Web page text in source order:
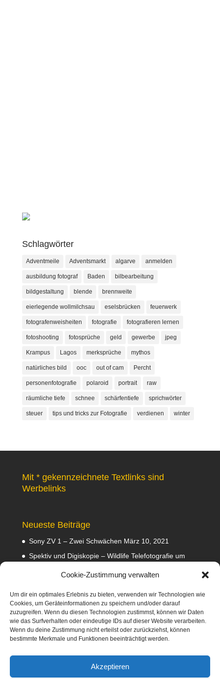
Cookie-Zustimmung verwalten
Um dir ein optimales Erlebnis zu bieten, verwenden wir Technologien wie
Cookies, um Geräteinformationen zu speichern und/oder darauf
zuzugreifen. Wenn du diesen Technologien zustimmst, können wir Daten
wie das Surfverhalten oder eindeutige IDs auf dieser Website verarbeiten.
Wenn du deine Zustimmung nicht erteilst oder zurückziehst, können
bestimmte Merkmale und Funktionen beeinträchtigt werden.
Akzeptieren
Schlagwörter
Adventmeile Adventsmarkt algarve anmelden
ausbildung fotograf Baden bilbearbeitung
bildgestaltung blende brennweite
eierlegende wollmilchsau eselsbrücken feuerwerk
fotografenweisheiten fotografie fotografieren lernen
fotoshooting fotosprüche geld gewerbe jpeg
Krampus Lagos merksprüche mythos
natürliches bild ooc out of cam Percht
personenfotografie polaroid portrait raw
räumliche tiefe schnee schärfentiefe sprichwörter
steuer tips und tricks zur Fotografie verdienen winter
Mit * gekennzeichnete Textlinks sind
Werbelinks
Neueste Beiträge
Sony ZV 1 – Zwei Schwächen März 10, 2021
Spektiv und Digiskopie – Wildlife Telefotografie um
2020
Empfehlungen Februar 8, 2020
Abmahnung wegen Fotos Januar 31, 2020
Diese Webseite nimmt am Amazon-Partnerprogramm
teil. Dabei verdiene ich an qualifizierten Verkäufen
mittels Platzierung von Werbeanzeigen und Werbelinks